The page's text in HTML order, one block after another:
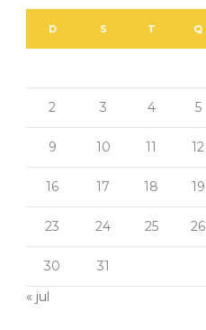
D S T Q
2 3 4 5
9 10 11 12
16 17 18 19
23 24 25 26
30
31
« jul